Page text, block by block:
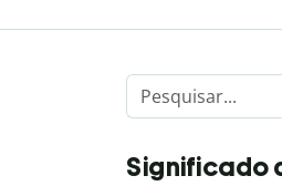
Significado